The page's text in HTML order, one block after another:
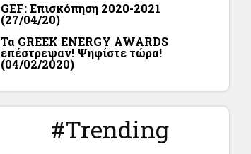
GEF: Επισκόπηση 2020-2021
(27/04/20)
Τα GREEK ENERGY AWARDS
επέστρεψαν! Ψηφίστε τώρα!
(04/02/2020)
#Trending